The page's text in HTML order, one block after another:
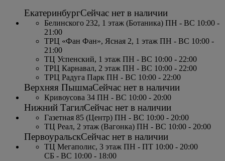
ЕкатеринбургСейчас нет в наличии
Белинского 232, 1 этаж (Ботаника) ПН - ВС 10:00 -
21:00
ТРЦ «Фан Фан», Ясная 2, 1 этаж ПН - ВС 10:00 -
21:00
ТЦ Успенский, 1 этаж ПН - ВС 10:00 - 22:00
ТРЦ Карнавал, 2 этаж ПН - ВС 10:00 - 22:00
ТРЦ Радуга Парк ПН - ВС 10:00 - 22:00
Верхняя ПышмаСейчас нет в наличии
Кривоусова 34 ПН - ВС 10:00 - 20:00
Нижний ТагилСейчас нет в наличии
Газетная 85 (Центр) ПН - ВС 10:00 - 20:00
ТЦ Реал, 2 этаж (Вагонка) ПН - ВС 10:00 - 20:00
ПервоуральскСейчас нет в наличии
ТЦ Мегаполис, 3 этаж ПН - ПТ 10:00 - 20:00
СБ - ВС 10:00 - 18:00